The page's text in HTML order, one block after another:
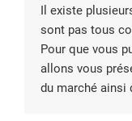
Il existe
sont pas tous
Pour que vous
allons vous
du marché ainsi